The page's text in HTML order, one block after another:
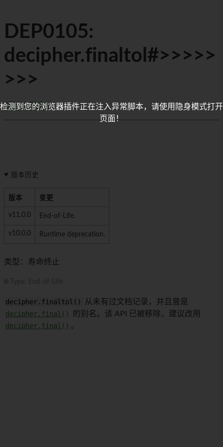
DEP0105:
decipher.finaltol#>>>>>
>>>
返回上层文档
版本历史
版本 变更
v11.0.0 End-of-Life.
v10.0.0 Runtime deprecation.
类型：寿命终止
decipher.finaltol()
从未有过文档记录，并且曾是
decipher.final()
的别名。该 API 已被移除，建议改用
decipher.final() 。
检测到您的浏览器插件正在注入异常脚本，请使用隐身模式打开
页面！